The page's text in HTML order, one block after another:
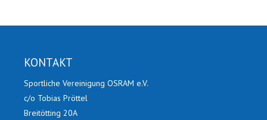
Facebook
X
KONTAKT
Sportliche Vereinigung OSRAM e.V.
c/o Tobias Pröttel
Breitötting 20A